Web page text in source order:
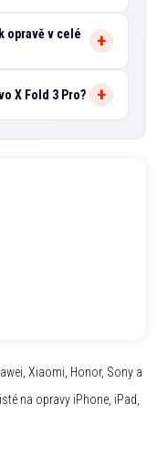
opravě v celé
X Fold 3 Pro?
Xiaomi, Honor, Sony a
na opravy iPhone, iPad,